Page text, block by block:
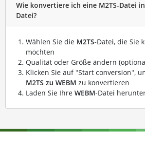
Wie konvertiere ich eine M2TS-Datei
Datei?
Wählen Sie die M2TS-Datei, die Sie
möchten
Qualität oder Größe ändern
Klicken Sie auf "Start conversion",
M2TS zu WEBM zu konvertieren
Laden Sie Ihre WEBM-Datei